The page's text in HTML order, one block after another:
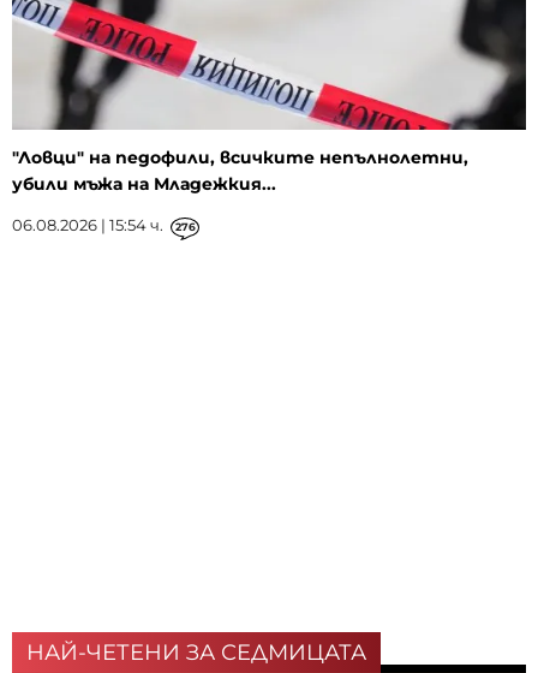
"Ловци" на педофили, всичките непълнолетни,
убили мъжа на Младежкия...
06.08.2026 | 15:54 ч. 276
НАЙ-ЧЕТЕНИ ЗА СЕДМИЦАТА